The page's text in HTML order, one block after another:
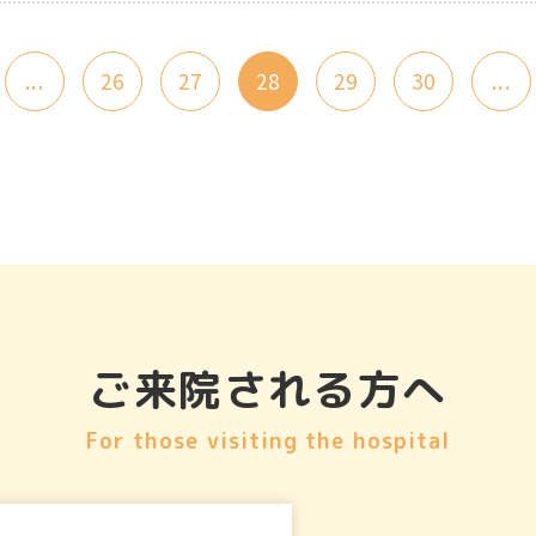
... 26 27 28 29 30 ...
ご来院される方へ
For those visiting the hospital